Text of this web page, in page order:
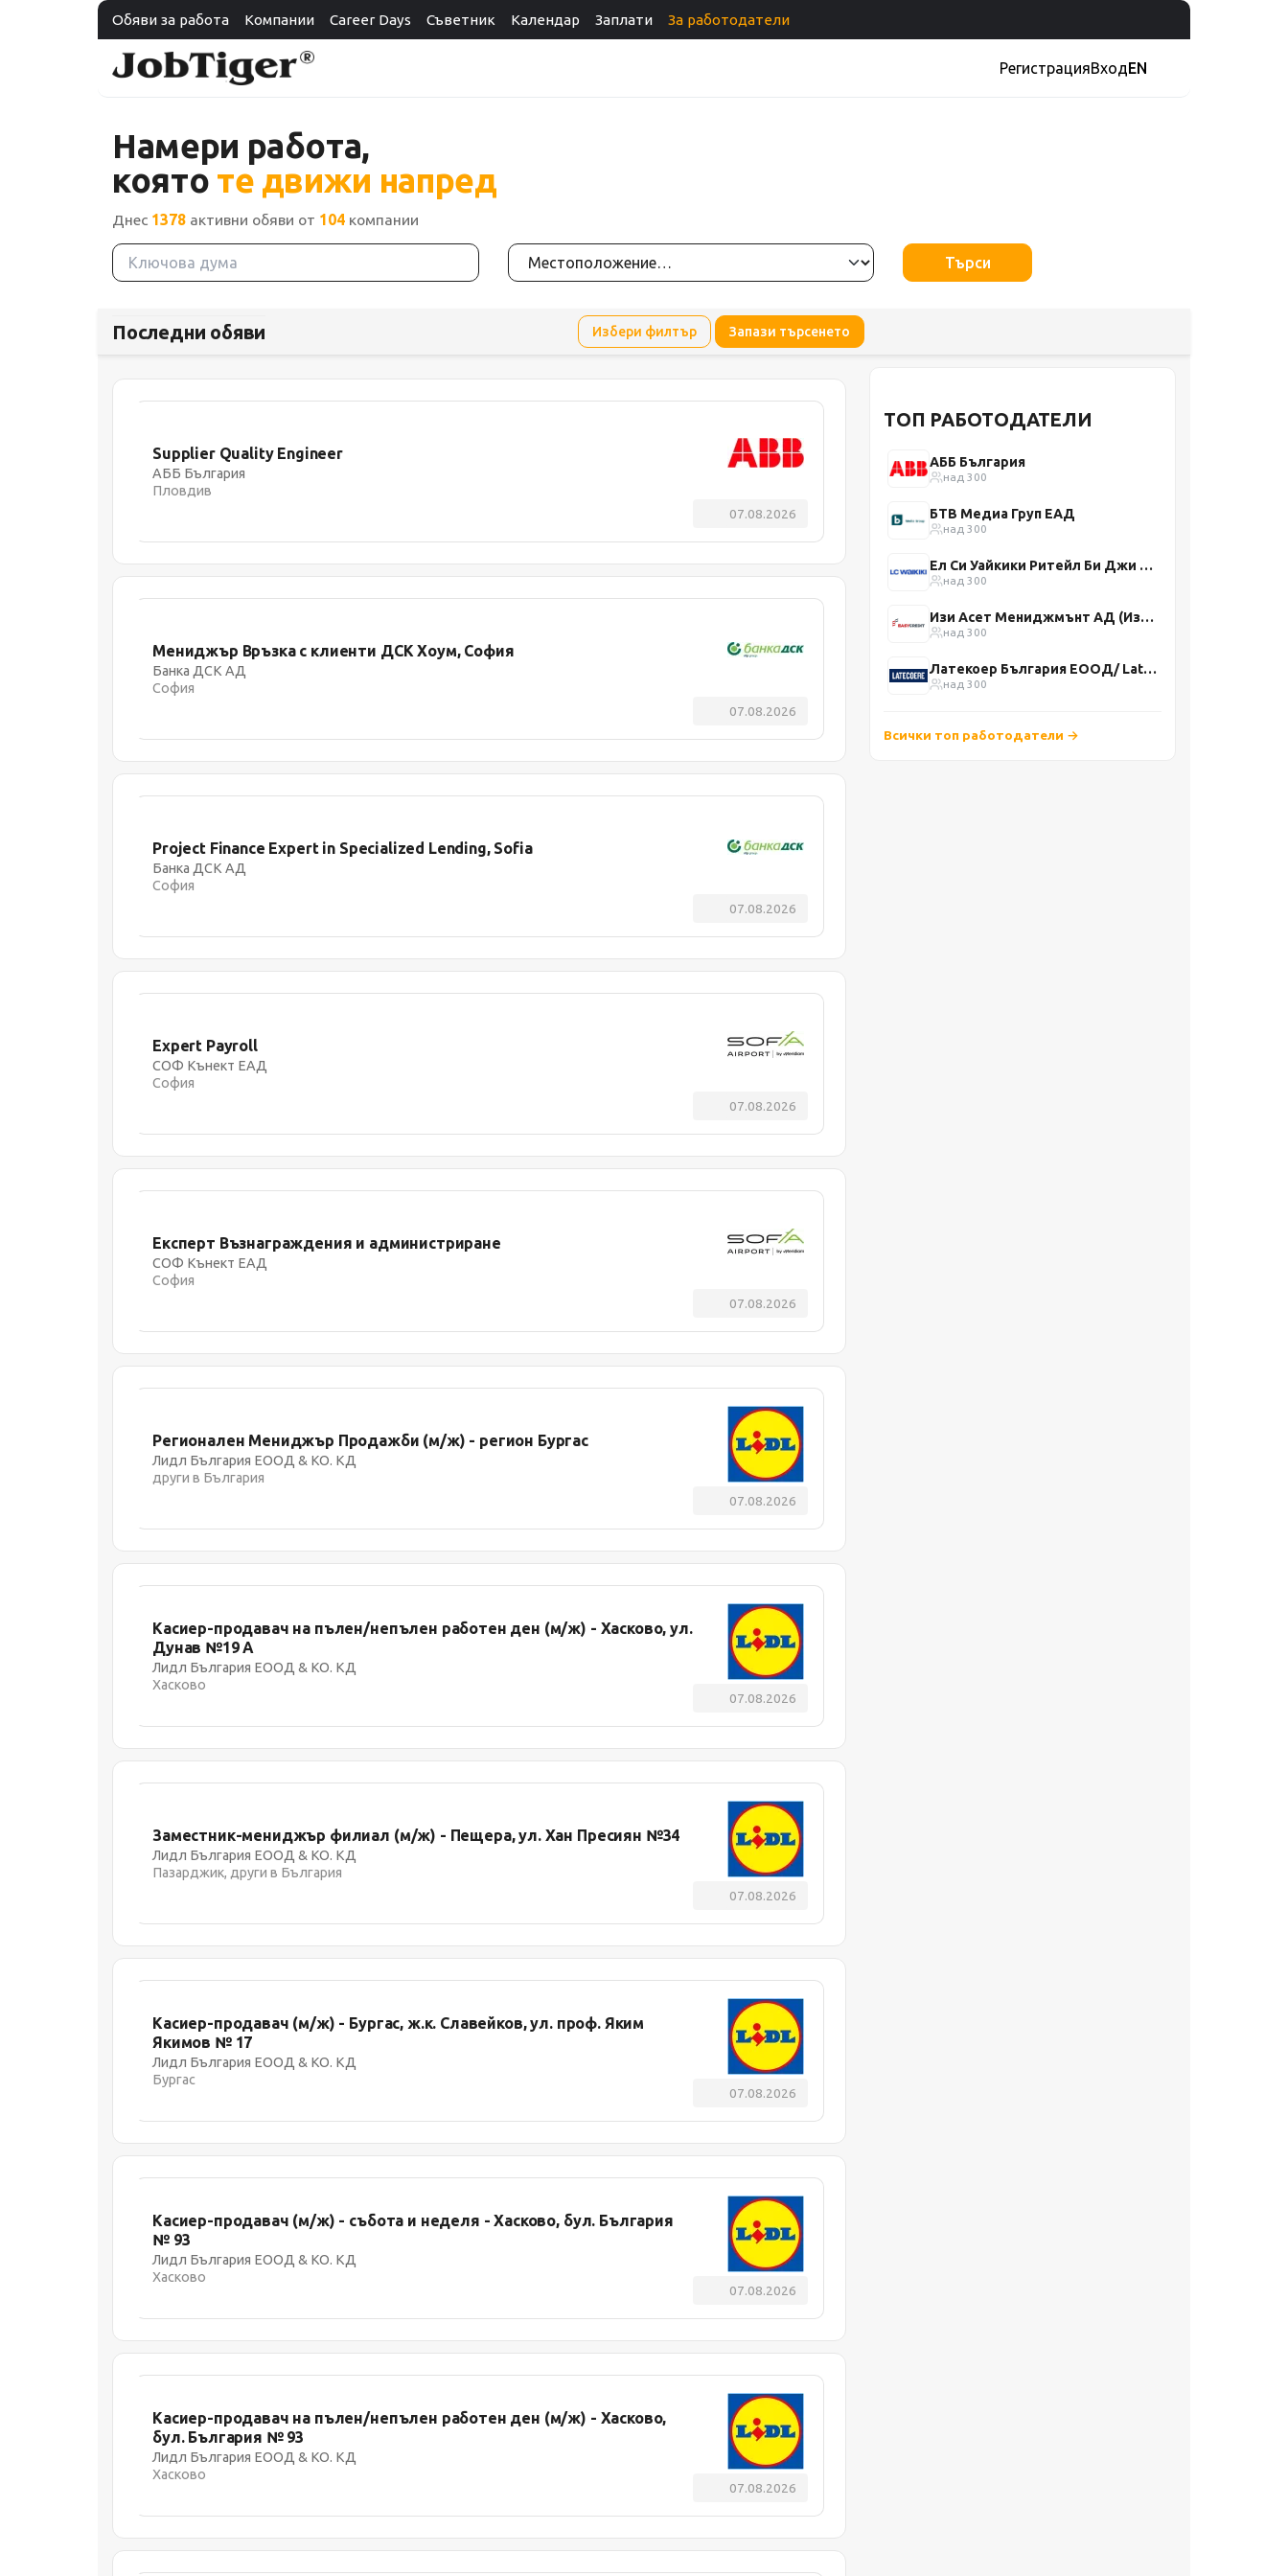
Обяви за работа Компании Career Days Съветник Календар Заплати За работодатели
РегистрацияВходEN
Намери работа,
която те движи напред
Днес 1378 активни обяви от 104 компании
Търси
Последни обяви Избери филтър Запази търсенето
Supplier Quality Engineer
АББ България
Пловдив
07.08.2026
Мениджър Връзка с клиенти ДСК Хоум, София
Банка ДСК АД
София
07.08.2026
Project Finance Expert in Specialized Lending, Sofia
Банка ДСК АД
София
07.08.2026
Expert Payroll
СОФ Кънект ЕАД
София
07.08.2026
Експерт Възнаграждения и администриране
СОФ Кънект ЕАД
София
07.08.2026
Регионален Мениджър Продажби (м/ж) - регион Бургас
Лидл България ЕООД & КО. КД
други в България
07.08.2026
Касиер-продавач на пълен/непълен работен ден (м/ж) - Хасково, ул.
Дунав №19 А
Лидл България ЕООД & КО. КД
Хасково
07.08.2026
Заместник-мениджър филиал (м/ж) - Пещера, ул. Хан Пресиян №34
Лидл България ЕООД & КО. КД
Пазарджик, други в България
07.08.2026
Касиер-продавач (м/ж) - Бургас, ж.к. Славейков, ул. проф. Яким
Якимов № 17
Лидл България ЕООД & КО. КД
Бургас
07.08.2026
Касиер-продавач (м/ж) - събота и неделя - Хасково, бул. България
№ 93
Лидл България ЕООД & КО. КД
Хасково
07.08.2026
Касиер-продавач на пълен/непълен работен ден (м/ж) - Хасково,
бул. България № 93
Лидл България ЕООД & КО. КД
Хасково
07.08.2026
ТОП РАБОТОДАТЕЛИ
АББ България
над 300
БТВ Медиа Груп ЕАД
над 300
Ел Си Уайкики Ритейл Би Джи ЕООД
над 300
Изи Асет Мениджмънт АД (Изи Кредит)
над 300
Латекоер България ЕООД/ Latecoere Bulgaria Ltd.
над 300
Всички топ работодатели →